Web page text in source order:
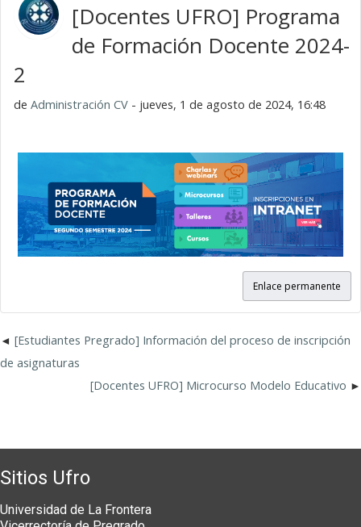
[Docentes UFRO] Programa
de Formación Docente 2024-
2
de Administración CV - jueves, 1 de agosto de 2024, 16:48
Enlace permanente
[Estudiantes Pregrado] Información del proceso de inscripción
de asignaturas
[Docentes UFRO] Microcurso Modelo Educativo
Sitios Ufro
Universidad de La Frontera